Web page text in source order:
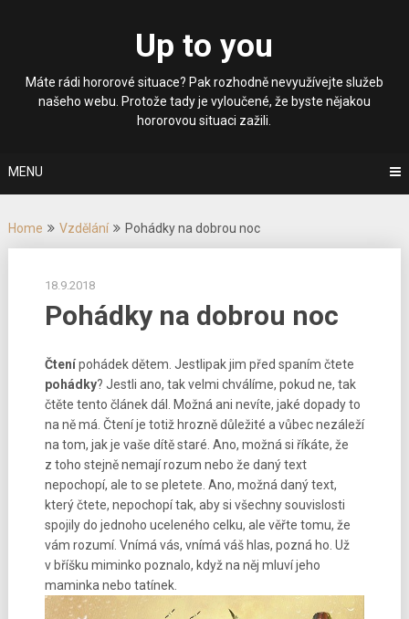
Up to you
Máte rádi hororové situace? Pak rozhodně nevyužívejte služeb
našeho webu. Protože tady je vyloučené, že byste nějakou
hororovou situaci zažili.
MENU
Home Vzdělání Pohádky na dobrou noc
18.9.2018
Pohádky na dobrou noc
Čtenípohádek dětem. Jestlipak jim před spaním čtete
pohádky? Jestli ano, tak velmi chválíme, pokud ne, tak
čtěte tento článek dál. Možná ani nevíte, jaké dopady to
na ně má. Čtení je totiž hrozně důležité a vůbec nezáleží
na tom, jak je vaše dítě staré. Ano, možná si říkáte, že
z toho stejně nemají rozum nebo že daný text
nepochopí, ale to se pletete. Ano, možná daný text,
který čtete, nepochopí tak, aby si všechny souvislosti
spojily do jednoho uceleného celku, ale věřte tomu, že
vám rozumí. Vnímá vás, vnímá váš hlas, pozná ho. Už
v bříšku miminko poznalo, když na něj mluví jeho
maminka nebo tatínek.